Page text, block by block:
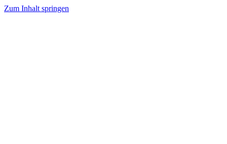
Zum Inhalt springen